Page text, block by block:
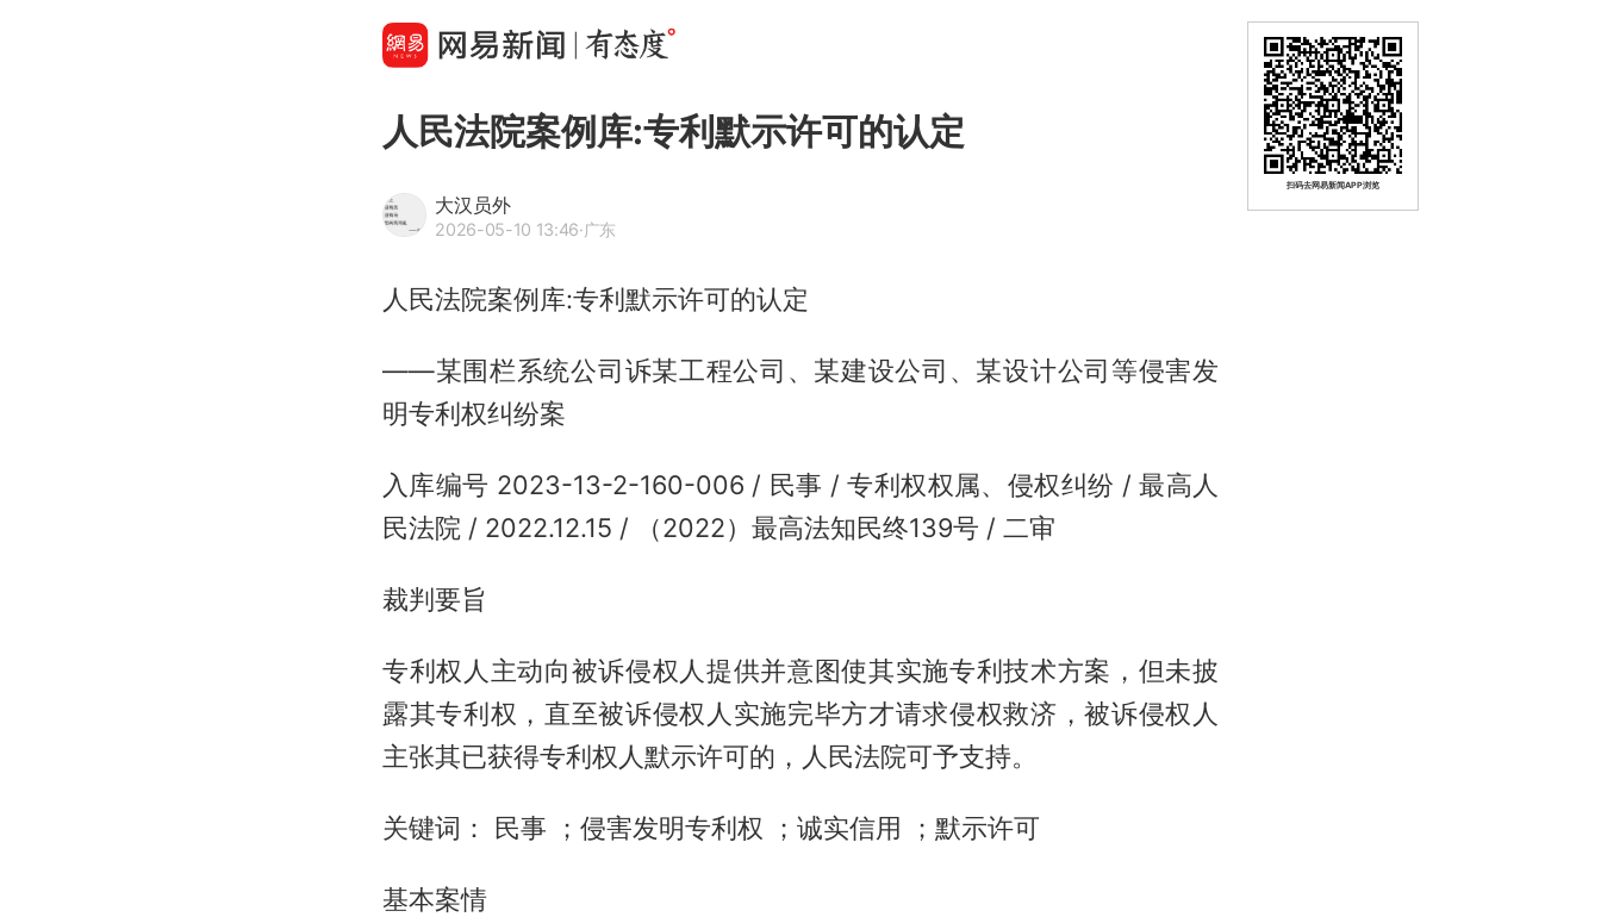
人民法院案例库:专利默示许可的认定
大汉员外
2026-05-10 13:46·广东
人民法院案例库:专利默示许可的认定
——某围栏系统公司诉某工程公司、某建设公司、某设计公司等侵害发
明专利权纠纷案
入库编号 2023-13-2-160-006 / 民事 / 专利权权属、侵权纠纷 / 最高人
民法院 / 2022.12.15 / （2022）最高法知民终139号 / 二审
裁判要旨
专利权人主动向被诉侵权人提供并意图使其实施专利技术方案，但未披
露其专利权，直至被诉侵权人实施完毕方才请求侵权救济，被诉侵权人
主张其已获得专利权人默示许可的，人民法院可予支持。
关键词： 民事 ；侵害发明专利权 ；诚实信用 ；默示许可
基本案情
扫码去网易新闻APP浏览